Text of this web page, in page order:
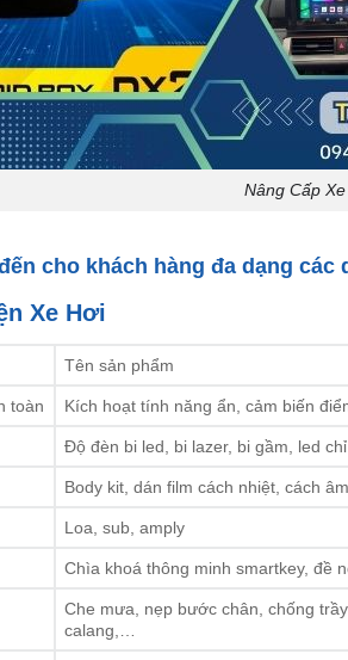
Nâng Cấp
cho khách hàng đa dạng các
Xe Hơi
Tên sản phẩm
toàn Kích hoạt tính năng ẩn, cảm biến
Độ đèn bi led, bi lazer, bi gầm, led
Body kit, dán film cách nhiệt, cách
Loa, sub, amply
Chìa khoá thông minh smartkey, đề
Che mưa, nẹp bước chân, chống
calang,…